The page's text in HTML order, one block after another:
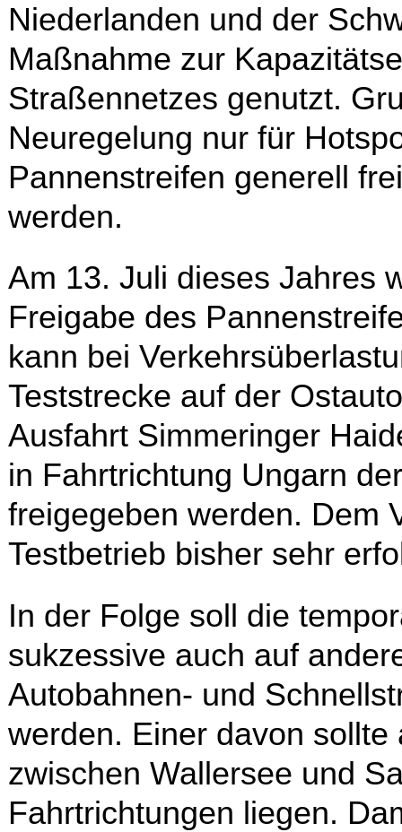
Niederlanden und der
Maßnahme zur
Straßennetzes genutzt.
Neuregelung nur für
Pannenstreifen generell
werden.
Am 13. Juli dieses Jahres
Freigabe des
kann bei
Teststrecke auf der
Ausfahrt Simmeringer
in Fahrtrichtung Ungarn
freigegeben werden. Dem
Testbetrieb bisher sehr
In der Folge soll die
sukzessive auch auf
Autobahnen- und
werden. Einer davon
zwischen Wallersee und
Fahrtrichtungen liegen.